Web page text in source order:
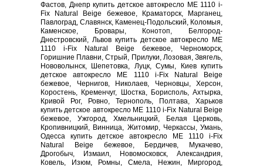
Фастов, Днепр купить детское автокресло ME 1110 i-
Fix Natural Beige бежевое, Краматорск, Марганец,
Павлоград, Славянск, Каменец-Подольский, Коломыя,
Каменское, Бровары, Конотоп, Белгород-
Днестровский, Львов купить детское автокресло ME
1110 i-Fix Natural Beige бежевое, Черноморск,
Горишние Плавни, Стрый, Прилуки, Лозовая, Звягель,
Нововолынск, Шепетовка, Луцк, Сумы, Киев купить
детское автокресло ME 1110 i-Fix Natural Beige
бежевое, Чернигов, Николаев, Черновцы, Херсон,
Коростень, Кременчуг, Шостка, Борисполь, Ахтырка,
Кривой Рог, Ровно, Тернополь, Полтава, Харьков
купить детское автокресло ME 1110 i-Fix Natural Beige
бежевое, Ужгород, Хмельницкий, Белая Церковь,
Кропивницкий, Винница, Житомир, Черкассы, Умань,
Одесса купить детское автокресло ME 1110 i-Fix
Natural Beige бежевое, Бердичев, Мукачево,
Дрогобыч, Измаил, Новомосковск, Александрия,
Ковель, Изюм, Ромны, Смела, Нежин, Миргород,